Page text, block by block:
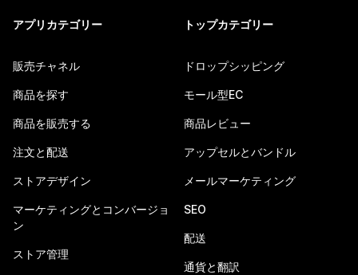
アプリカテゴリー
販売チャネル
商品を探す
商品を販売する
注文と配送
ストアデザイン
マーケティングとコンバージョ
ン
ストア管理
トップカテゴリー
ドロップシッピング
モール型EC
商品レビュー
アップセルとバンドル
メールマーケティング
SEO
配送
通貨と翻訳